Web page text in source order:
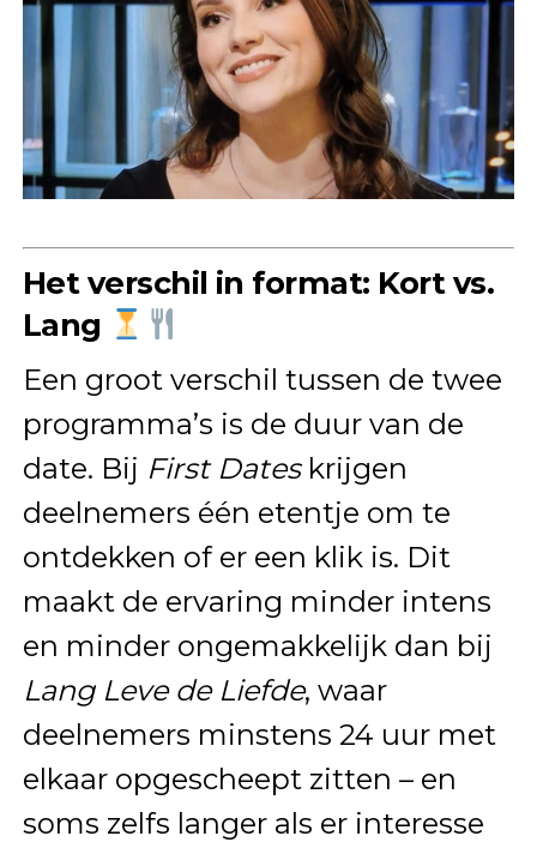
Het verschil in format: Kort vs.
Lang
Een groot verschil tussen de twee
programma’s is de duur van de
date. Bij First Dateskrijgen
deelnemers één etentje om te
ontdekken of er een klik is. Dit
maakt de ervaring minder intens
en minder ongemakkelijk dan bij
Lang Leve de Liefde, waar
deelnemers minstens 24 uur met
elkaar opgescheept zitten – en
soms zelfs langer als er interesse